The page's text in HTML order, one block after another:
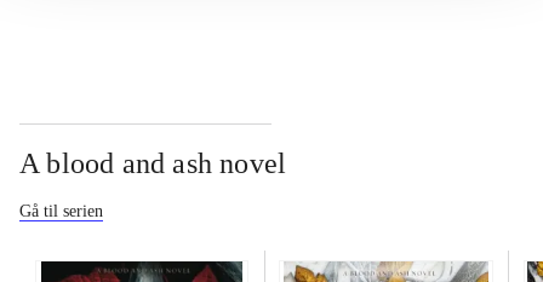
A blood and ash novel
Gå til serien